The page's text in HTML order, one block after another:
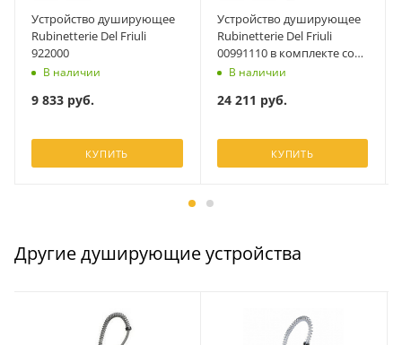
Устройство душирующее
Rubinetterie Del Friuli
922000
В наличии
9 833 руб.
КУПИТЬ
Устройство душирующее
Rubinetterie Del Friuli
00991110 в комплекте со
смесителем 00102013
В наличии
24 211 руб.
КУПИТЬ
Другие душирующие устройства